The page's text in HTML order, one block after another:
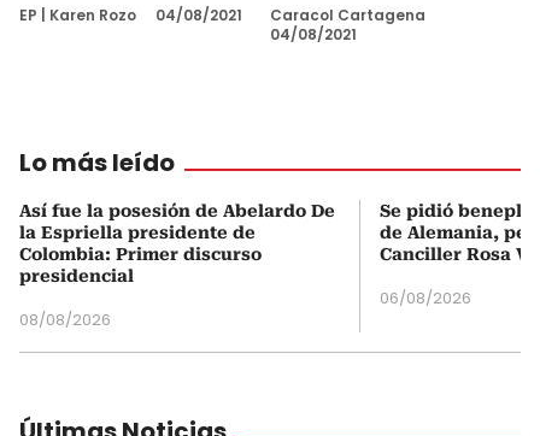
EP Karen Rozo 04/08/2021
Caracol Cartagena
04/08/2021
Lo más leído
Así fue la posesión de Abelardo De
la Espriella presidente de
Colombia: Primer discurso
presidencial
08/08/2026
Se pidió
de Alemania,
Canciller Rosa
06/08/2026